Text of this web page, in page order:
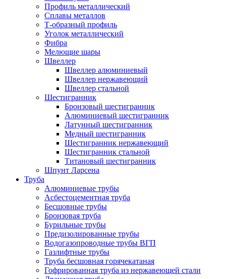
Профиль металлический
Сплавы металлов
Т-образный профиль
Уголок металлический
Фибра
Мелющие шары
Швеллер
Швеллер алюминиевый
Швеллер нержавеющий
Швеллер стальной
Шестигранник
Бронзовый шестигранник
Алюминиевый шестигранник
Латунный шестигранник
Медный шестигранник
Шестигранник нержавеющий
Шестигранник стальной
Титановый шестигранник
Шпунт Ларсена
Труба
Алюминиевые трубы
Асбестоцементная труба
Бесшовные трубы
Бронзовая труба
Бурильные трубы
Предизолированные трубы
Водогазопроводные трубы ВГП
Газлифтные трубы
Труба бесшовная горячекатаная
Гофрированная труба из нержавеющей стали